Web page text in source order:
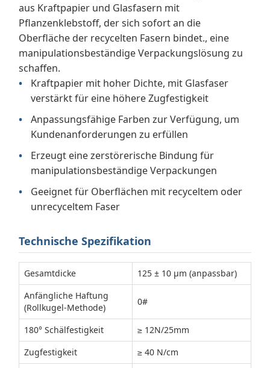
aus Kraftpapier und Glasfasern mit
Pflanzenklebstoff, der sich sofort an die
Oberfläche der recycelten Fasern bindet., eine
manipulationsbeständige Verpackungslösung zu
schaffen.
Kraftpapier mit hoher Dichte, mit Glasfaser
verstärkt für eine höhere Zugfestigkeit
Anpassungsfähige Farben zur Verfügung, um
Kundenanforderungen zu erfüllen
Erzeugt eine zerstörerische Bindung für
manipulationsbeständige Verpackungen
Geeignet für Oberflächen mit recyceltem oder
unrecyceltem Faser
Technische Spezifikation
Gesamtdicke
125 ± 10 μm (anpassbar)
Anfängliche Haftung
(Rollkugel-Methode)
0#
180° Schälfestigkeit
≥ 12N/25mm
Zugfestigkeit
≥ 40 N/cm